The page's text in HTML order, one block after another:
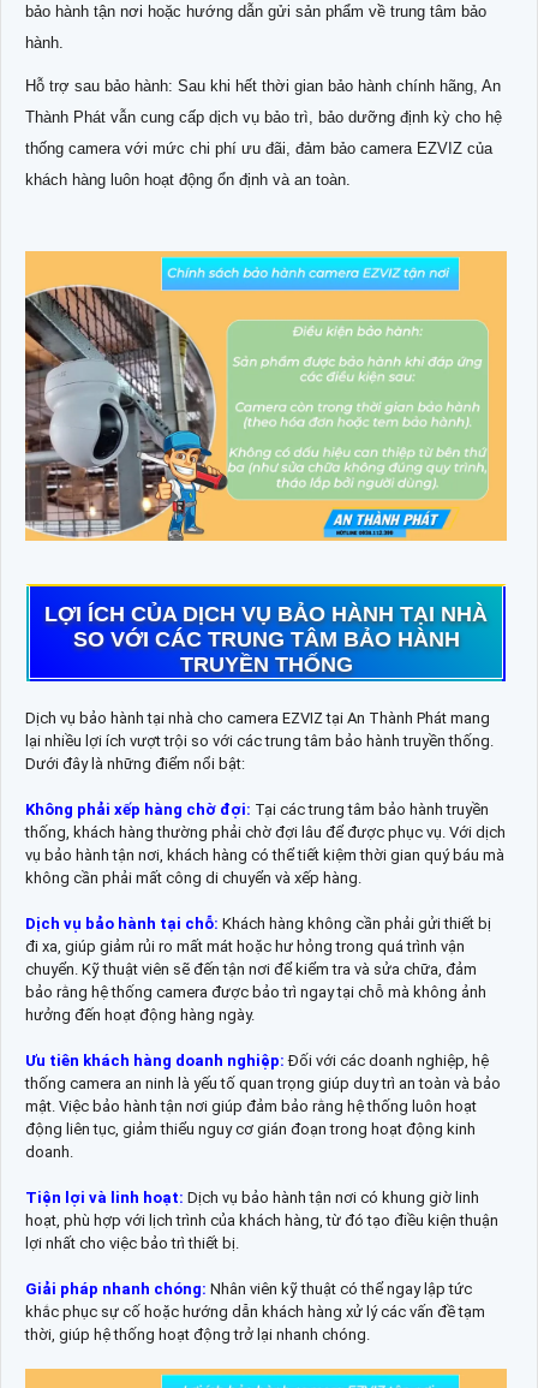
bảo hành tận nơi hoặc hướng dẫn gửi sản phẩm về trung tâm bảo
hành.
Hỗ trợ sau bảo hành: Sau khi hết thời gian bảo hành chính hãng, An
Thành Phát vẫn cung cấp dịch vụ bảo trì, bảo dưỡng định kỳ cho hệ
thống camera với mức chi phí ưu đãi, đảm bảo camera EZVIZ của
khách hàng luôn hoạt động ổn định và an toàn.
LỢI ÍCH CỦA DỊCH VỤ BẢO HÀNH TẠI NHÀ
SO VỚI CÁC TRUNG TÂM BẢO HÀNH
TRUYỀN THỐNG
Dịch vụ bảo hành tại nhà cho camera EZVIZ tại An Thành Phát mang
lại nhiều lợi ích vượt trội so với các trung tâm bảo hành truyền thống.
Dưới đây là những điểm nổi bật:
Không phải xếp hàng chờ đợi: Tại các trung tâm bảo hành truyền
thống, khách hàng thường phải chờ đợi lâu để được phục vụ. Với dịch
vụ bảo hành tận nơi, khách hàng có thể tiết kiệm thời gian quý báu mà
không cần phải mất công di chuyển và xếp hàng.
Dịch vụ bảo hành tại chỗ: Khách hàng không cần phải gửi thiết bị
đi xa, giúp giảm rủi ro mất mát hoặc hư hỏng trong quá trình vận
chuyển. Kỹ thuật viên sẽ đến tận nơi để kiểm tra và sửa chữa, đảm
bảo rằng hệ thống camera được bảo trì ngay tại chỗ mà không ảnh
hưởng đến hoạt động hàng ngày.
Ưu tiên khách hàng doanh nghiệp: Đối với các doanh nghiệp, hệ
thống camera an ninh là yếu tố quan trọng giúp duy trì an toàn và bảo
mật. Việc bảo hành tận nơi giúp đảm bảo rằng hệ thống luôn hoạt
động liên tục, giảm thiểu nguy cơ gián đoạn trong hoạt động kinh
doanh.
Tiện lợi và linh hoạt: Dịch vụ bảo hành tận nơi có khung giờ linh
hoạt, phù hợp với lịch trình của khách hàng, từ đó tạo điều kiện thuận
lợi nhất cho việc bảo trì thiết bị.
Giải pháp nhanh chóng: Nhân viên kỹ thuật có thể ngay lập tức
khắc phục sự cố hoặc hướng dẫn khách hàng xử lý các vấn đề tạm
thời, giúp hệ thống hoạt động trở lại nhanh chóng.